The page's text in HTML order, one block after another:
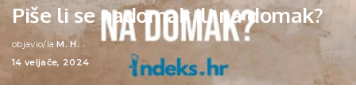
Piše li se nadomak ili na domak?
Posted
by
objavio/la M. H.
14 veljače, 2024